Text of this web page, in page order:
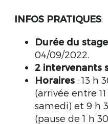
INFOS PRATIQUES:
Durée du stage
04/09/2022.
2 intervenants
Horaires : 13 h
(arrivée entre
samedi) et 9 h
(pause de 1 h